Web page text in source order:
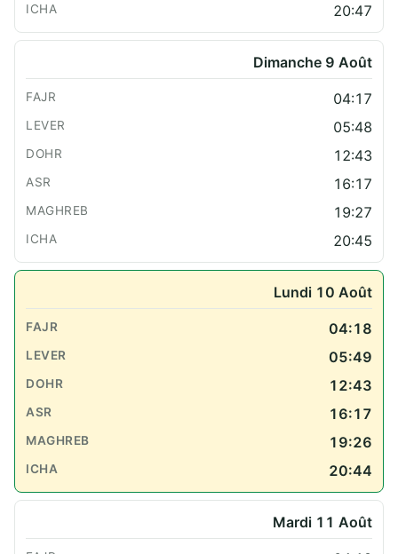
20:47
Dimanche 9 Août
04:17
05:48
12:43
16:17
19:27
20:45
Lundi 10 Août
04:18
05:49
12:43
16:17
19:26
20:44
Mardi 11 Août